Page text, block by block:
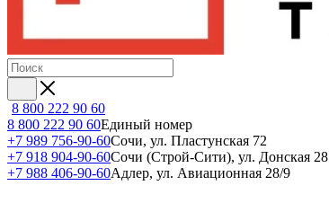
8 800 222 90 60
8 800 222 90 60Единый номер
+7 989 756-90-60Сочи, ул. Пластунская 72
+7 918 904-90-60Сочи (Строй-Сити), ул. Донская 28
+7 988 406-90-60Адлер, ул. Авиационная 28/9